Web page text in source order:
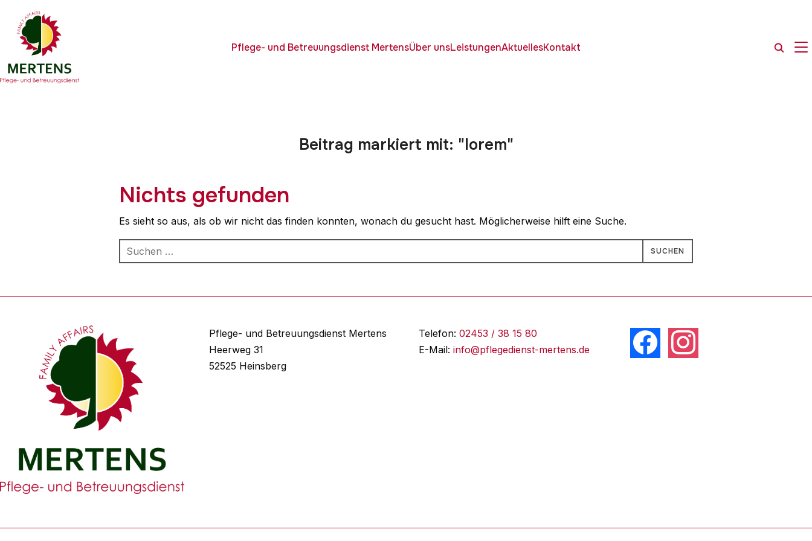
Pflege- und Betreuungsdienst MertensÜber unsLeistungenAktuellesKontakt
Beitrag markiert mit: "lorem"
Nichts gefunden
Es sieht so aus, als ob wir nicht das finden konnten, wonach du gesucht hast. Möglicherweise hilft eine Suche.
Suchen
nach:
Pflege- und Betreuungsdienst Mertens
Heerweg 31
52525 Heinsberg
Telefon: 02453 / 38 15 80
E-Mail: info@pflegedienst-mertens.de
facebookinstagram